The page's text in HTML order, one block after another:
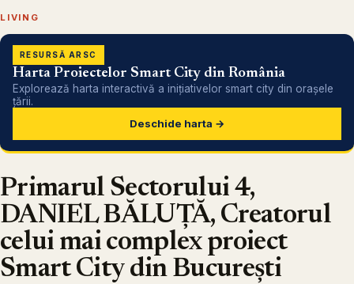
LIVING
RESURSĂ ARSC
Harta Proiectelor Smart City din România
Explorează harta interactivă a inițiativelor smart city din orașele
țării.
Deschide harta →
Primarul Sectorului 4,
DANIEL BĂLUȚĂ, Creatorul
celui mai complex proiect
Smart City din București